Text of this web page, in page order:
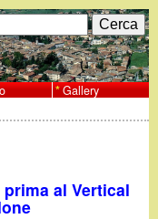
Gallery
al Vertical